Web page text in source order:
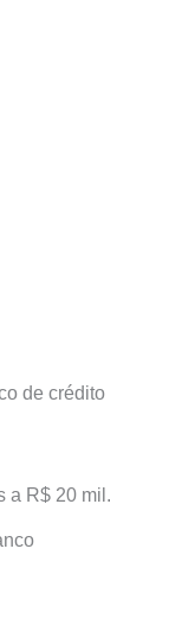
de crédito
a R$ 20 mil.